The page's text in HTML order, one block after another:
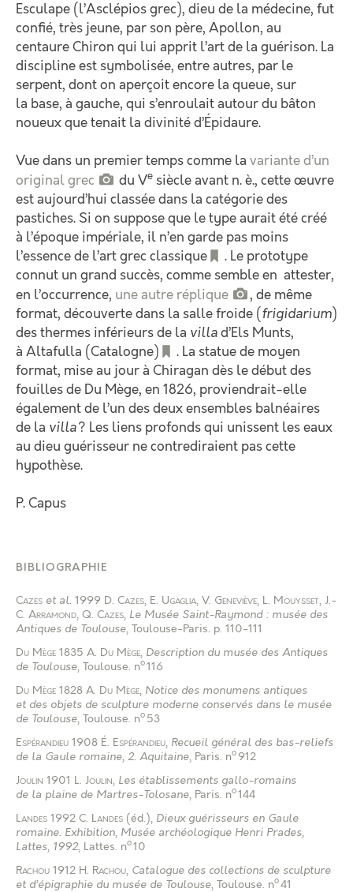
Esculape (l’Asclépios grec), dieu de la médecine, fut
confié, très jeune, par son père, Apollon, au
centaure Chiron qui lui apprit l’art de la guérison. La
discipline est symbolisée, entre autres, par le
serpent, dont on aperçoit encore la queue, sur
la base, à gauche, qui s’enroulait autour du bâton
noueux que tenait la divinité d’Épidaure.
Vue dans un premier temps comme la variante d’un
original grec
du Ve siècle avant n. è., cette œuvre
est aujourd’hui classée dans la catégorie des
pastiches. Si on suppose que le type aurait été créé
à l’époque impériale, il n’en garde pas moins
l’essence de l’art grec classique
. Le prototype
connut un grand succès, comme semble en attester,
en l’occurrence, une autre réplique
, de même
format, découverte dans la salle froide ( frigidarium)
des thermes inférieurs de la villa d’Els Munts,
à Altafulla (Catalogne)
. La statue de moyen
format, mise au jour à Chiragan dès le début des
fouilles de Du Mège, en 1826, proviendrait-elle
également de l’un des deux ensembles balnéaires
de la villa? Les liens profonds qui unissent les eaux
au dieu guérisseur ne contrediraient pas cette
hypothèse.
P. Capus
BIBLIOGRAPHIE
Cazes et al. 1999 D. Cazes, E. Ugaglia, V. Geneviève, L. Mouysset, J.-
C. Arramond, Q. Cazes, Le Musée Saint-Raymond : musée des
Antiques de Toulouse, Toulouse-Paris. p. 110-111
Du Mège 1835 A. Du Mège, Description du musée des Antiques
de Toulouse, Toulouse. no116
Du Mège 1828 A. Du Mège, Notice des monumens antiques
et des objets de sculpture moderne conservés dans le musée
de Toulouse, Toulouse. no 53
Espérandieu 1908 É. Espérandieu, Recueil général des bas-reliefs
de la Gaule romaine, 2. Aquitaine, Paris. no 912
Joulin 1901 L. Joulin, Les établissements gallo-romains
de la plaine de Martres-Tolosane, Paris. no144
Landes 1992 C. Landes (éd.), Dieux guérisseurs en Gaule
romaine. Exhibition, Musée archéologique Henri Prades,
Lattes, 1992, Lattes. no10
Rachou 1912 H. Rachou, Catalogue des collections de sculpture
et d’épigraphie du musée de Toulouse, Toulouse. no41